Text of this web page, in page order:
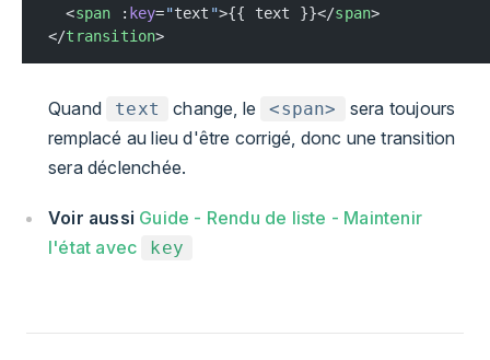
  <
span : key="text ">{{ text }}</span>
</transition>
Quand text change, le <span>
sera toujours
remplacé au lieu d'être corrigé, donc une transition
sera déclenchée.
Voir aussi Guide - Rendu de liste - Maintenir
l'état avec
key